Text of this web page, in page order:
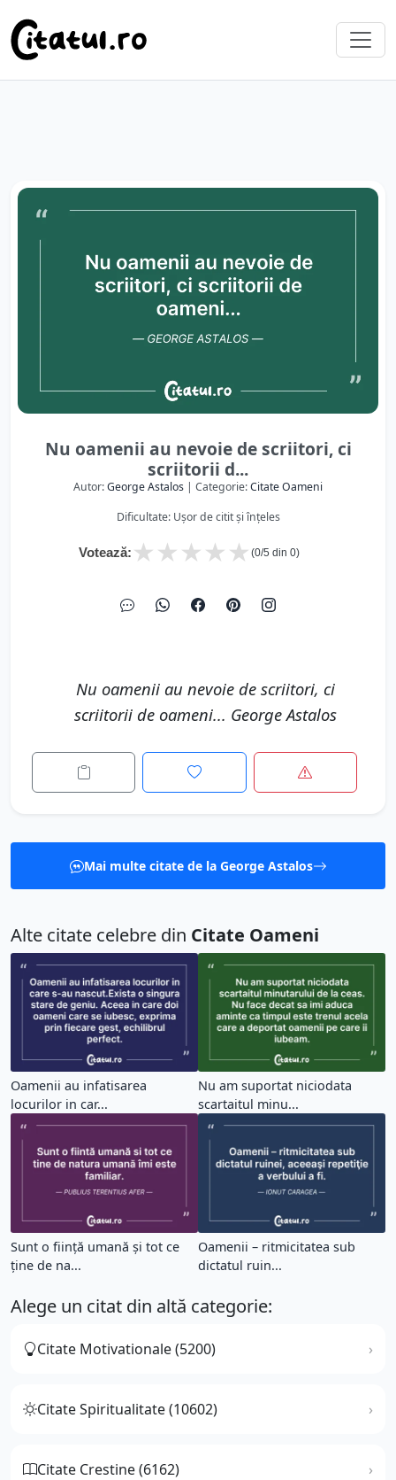
Nu oamenii au nevoie de scriitori, ci
scriitorii d...
Autor:George Astalos | Categorie:Citate Oameni
Dificultate: Ușor de citit și înțeles
Votează: ★
★
★
★
★ (0/5 din 0)
Nu oamenii au nevoie de scriitori, ci
scriitorii de oameni... George Astalos
Mai multe citate de la George Astalos
Alte citate celebre din Citate Oameni
Oamenii au infatisarea
locurilor in car...
Nu am suportat niciodata
scartaitul minu...
Sunt o ființă umană și tot ce
ține de na...
Oamenii – ritmicitatea sub
dictatul ruin...
Alege un citat din altă categorie:
Citate Motivationale (5200)
Citate Spiritualitate (10602)
Citate Crestine (6162)